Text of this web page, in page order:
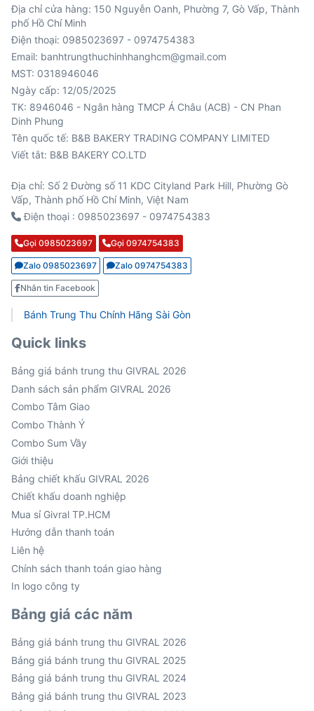
Địa chỉ cửa hàng: 150 Nguyễn Oanh, Phường 7, Gò Vấp, Thành
phố Hồ Chí Minh
Điện thoại: 0985023697 - 0974754383
Email: banhtrungthuchinhhanghcm@gmail.com
MST: 0318946046
Ngày cấp: 12/05/2025
TK: 8946046 - Ngân hàng TMCP Á Châu (ACB) - CN Phan
Viết tắt: B&B BAKERY CO.LTD
Địa chỉ: Số 2 Đường số 11 KDC Cityland Park Hill, Phường Gò
Vấp, Thành phố Hồ Chí Minh, Việt Nam
Điện thoại : 0985023697 - 0974754383
Gọi 0985023697 Gọi 0974754383
Zalo 0985023697 Zalo 0974754383
Nhắn tin Facebook
Bánh Trung Thu Chính Hãng Sài Gòn
Quick links
Bảng giá bánh trung thu GIVRAL 2026
Danh sách sản phẩm GIVRAL 2026
Combo Tâm Giao
Combo Thành Ý
Combo Sum Vầy
Giới thiệu
Bảng chiết khấu GIVRAL 2026
Chiết khấu doanh nghiệp
Mua sỉ Givral TP.HCM
Hướng dẫn thanh toán
Liên hệ
Chính sách thanh toán giao hàng
In logo công ty
Bảng giá các năm
Bảng giá bánh trung thu GIVRAL 2026
Bảng giá bánh trung thu GIVRAL 2025
Bảng giá bánh trung thu GIVRAL 2024
Bảng giá bánh trung thu GIVRAL 2023